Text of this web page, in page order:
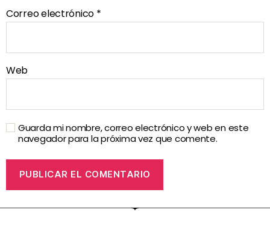
Correo electrónico *
Web
Guarda mi nombre, correo electrónico y web en este
navegador para la próxima vez que comente.